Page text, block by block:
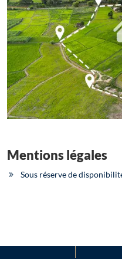
Mentions légales
Sous réserve de